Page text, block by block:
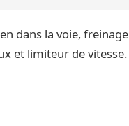
dans la voie, freinage
et limiteur de vitesse.